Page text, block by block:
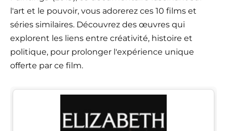
l'art et le pouvoir, vous adorerez ces 10 films et
séries similaires. Découvrez des œuvres qui
explorent les liens entre créativité, histoire et
politique, pour prolonger l'expérience unique
offerte par ce film.